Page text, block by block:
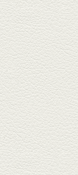
ヤ』
違う
スビ
店、
極上
酒ト肴
肉料理